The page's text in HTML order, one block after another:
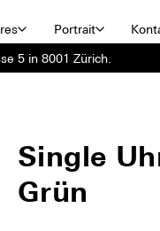
Portrait
5 in 8001 Zürich.
Single
Grün